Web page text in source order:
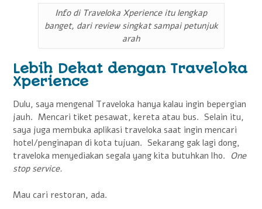
Info di Traveloka Xperience itu lengkap
banget, dari review singkat sampai petunjuk
arah
Lebih Dekat dengan Traveloka
Xperience
Dulu, saya mengenal Traveloka hanya kalau ingin bepergian
jauh. Mencari tiket pesawat, kereta atau bus. Selain itu,
saya juga membuka aplikasi traveloka saat ingin mencari
hotel/penginapan di kota tujuan. Sekarang gak lagi dong,
traveloka menyediakan segala yang kita butuhkan lho. One
stop service.
Mau cari restoran, ada.